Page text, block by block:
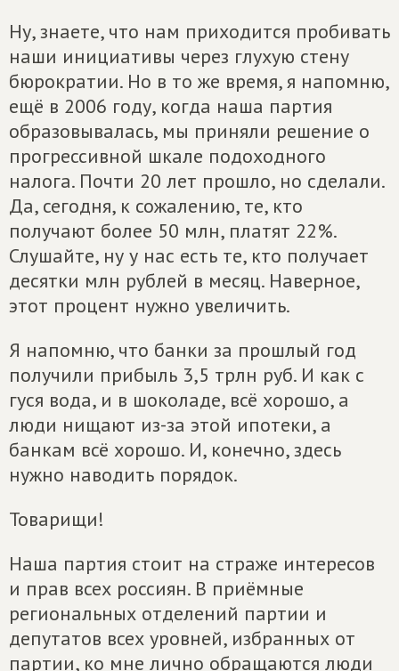
Ну, знаете, что нам приходится пробивать
наши инициативы через глухую стену
бюрократии. Но в то же время, я напомню,
ещё в 2006 году, когда наша партия
образовывалась, мы приняли решение о
прогрессивной шкале подоходного
налога. Почти 20 лет прошло, но сделали.
Да, сегодня, к сожалению, те, кто
получают более 50 млн, платят 22%.
Слушайте, ну у нас есть те, кто получает
десятки млн рублей в месяц. Наверное,
этот процент нужно увеличить.
Я напомню, что банки за прошлый год
получили прибыль 3,5 трлн руб. И как с
гуся вода, и в шоколаде, всё хорошо, а
люди нищают из-за этой ипотеки, а
банкам всё хорошо. И, конечно, здесь
нужно наводить порядок.
Товарищи!
Наша партия стоит на страже интересов
и прав всех россиян. В приёмные
региональных отделений партии и
депутатов всех уровней, избранных от
партии, ко мне лично обращаются люди